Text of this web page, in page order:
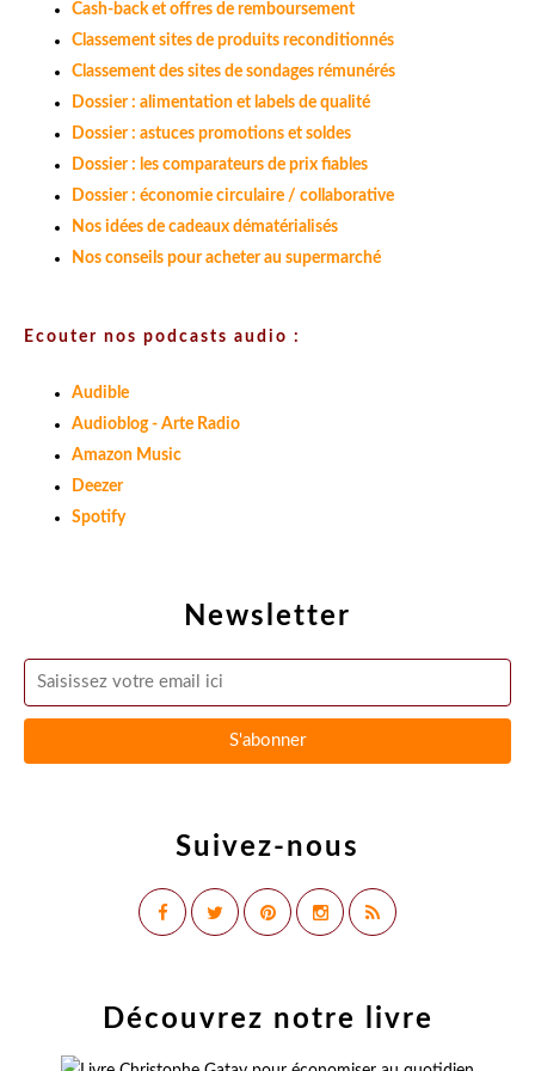
Newsletter
Suivez-nous
Cash-back et offres de remboursement
Classement sites de produits reconditionnés
Classement des sites de sondages rémunérés
Dossier : alimentation et labels de qualité
Dossier : astuces promotions et soldes
Dossier : les comparateurs de prix fiables
Dossier : économie circulaire / collaborative
Nos idées de cadeaux dématérialisés
Nos conseils pour acheter au supermarché
Ecouter nos podcasts audio :
Audible
Audioblog - Arte Radio
Amazon Music
Deezer
Spotify
Découvrez notre livre